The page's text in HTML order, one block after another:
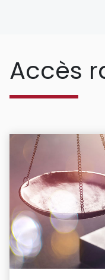
Accès